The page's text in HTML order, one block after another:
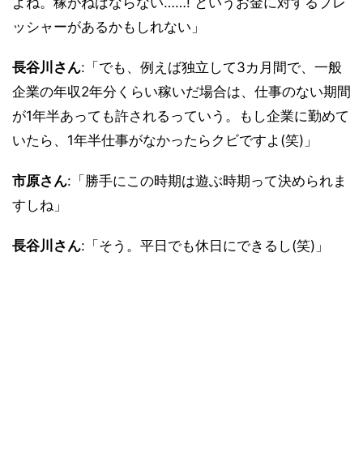
ッシャーがあるかもしれない」
長谷川さん:「でも、例えば独立して3カ月間で、一般
企業の年収2年分くらい稼いだ場合は、仕事のない期間
が1年半あっても許されるっていう。もし企業に勤めて
いたら、1年半仕事がなかったらクビですよ(笑)」
市原さん:「勝手にこの時期は遊ぶ時期って決められま
すしね」
長谷川さん:「そう。平日でも休日にできるし(笑)」